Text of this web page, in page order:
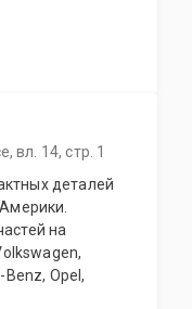
гарантирует
вл. 14, стр. 1
деталей
на
Opel,